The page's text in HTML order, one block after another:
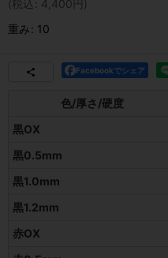
(税込 : 4,400円 )
重み: 10
Facebookでシェア
色/厚さ/硬度
黒OX
黒0.5mm
黒1.0mm
黒1.2mm
赤OX